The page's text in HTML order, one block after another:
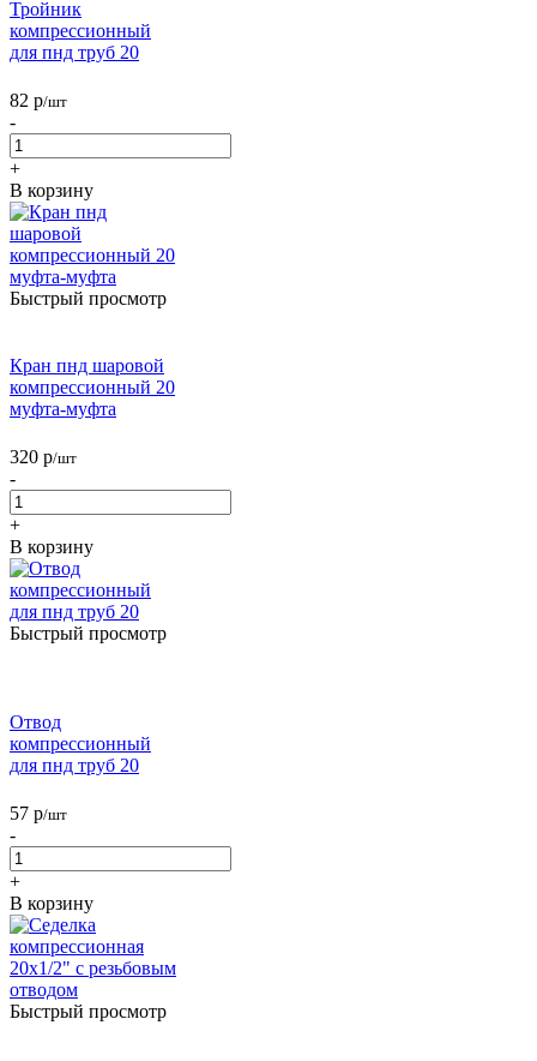
Тройник
компрессионный
для пнд труб 20
82 р/шт
-
+
В корзину
Быстрый просмотр
Кран пнд шаровой
компрессионный 20
муфта-муфта
320 р/шт
-
+
В корзину
Быстрый просмотр
Отвод
компрессионный
для пнд труб 20
57 р/шт
-
+
В корзину
Быстрый просмотр